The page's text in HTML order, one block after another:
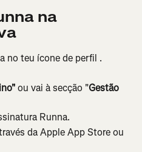
na
no teu ícone de perfil .
ou vai à secção "Gestão
Runna.
da Apple App Store ou